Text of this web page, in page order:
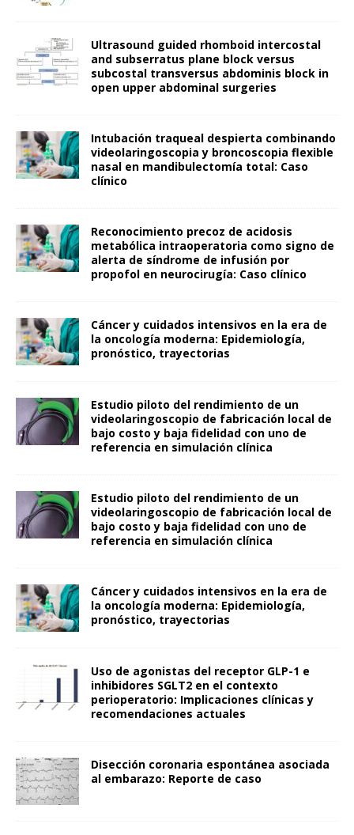
Ultrasound guided rhomboid intercostal
and subserratus plane block versus
subcostal transversus abdominis block in
open upper abdominal surgeries
Intubación traqueal despierta combinando
videolaringoscopia y broncoscopia flexible
nasal en mandibulectomía total: Caso
clínico
Reconocimiento precoz de acidosis
metabólica intraoperatoria como signo de
alerta de síndrome de infusión por
propofol en neurocirugía: Caso clínico
Cáncer y cuidados intensivos en la era de
la oncología moderna: Epidemiología,
pronóstico, trayectorias
Estudio piloto del rendimiento de un
videolaringoscopio de fabricación local de
bajo costo y baja fidelidad con uno de
referencia en simulación clínica
Estudio piloto del rendimiento de un
videolaringoscopio de fabricación local de
bajo costo y baja fidelidad con uno de
referencia en simulación clínica
Cáncer y cuidados intensivos en la era de
la oncología moderna: Epidemiología,
pronóstico, trayectorias
Uso de agonistas del receptor GLP-1 e
inhibidores SGLT2 en el contexto
perioperatorio: Implicaciones clínicas y
recomendaciones actuales
Disección coronaria espontánea asociada
al embarazo: Reporte de caso